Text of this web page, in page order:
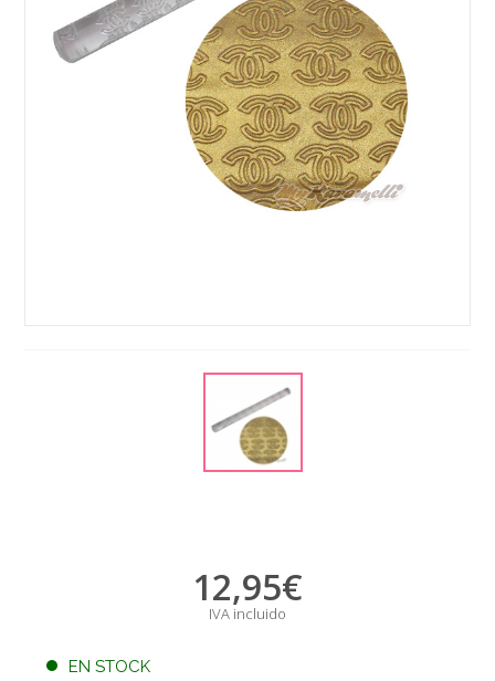
12,95€
IVA incluido
EN STOCK